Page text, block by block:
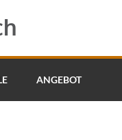
ANGEBOT